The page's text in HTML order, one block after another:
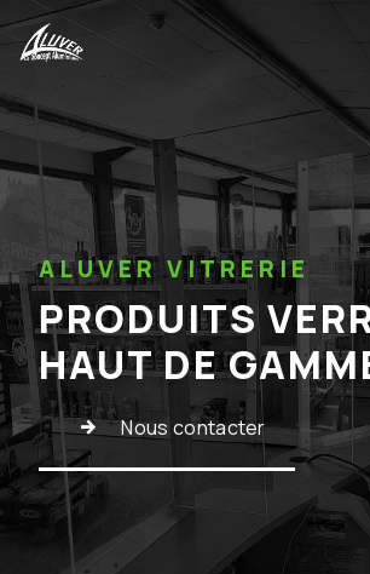
ALUVER VITRERIE
PRODUITS
HAUT DE
Nous contacter
Panneau de gestion des cookies